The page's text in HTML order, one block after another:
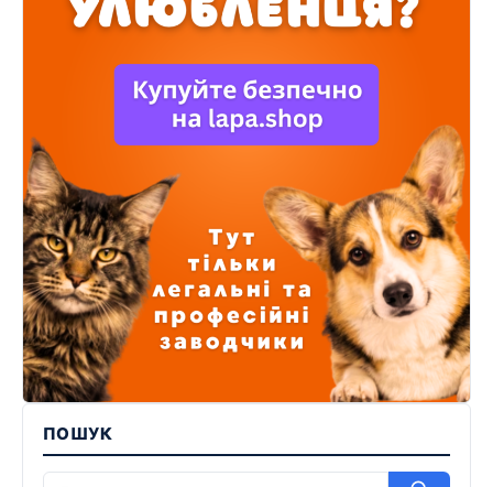
ПОШУК